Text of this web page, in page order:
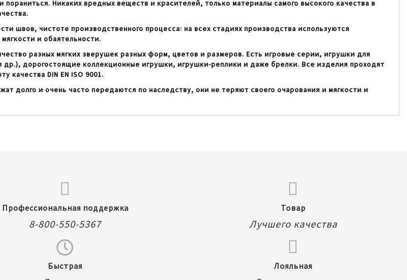
Никаких вредных веществ и красителей, только материалы самого высокого качества в
швов, чистоте производственного процесса: на всех стадиях производства используются
и обаятельности.
разных мягких зверушек разных форм, цветов и размеров. Есть игровые серии, игрушки для
дорогостоящие коллекционные игрушки, игрушки-реплики и даже брелки. Все изделия проходят
качества DIN EN ISO 9001.
долго и очень часто передаются по наследству, они не теряют своего очарования и мягкости и
Профессиональная поддержка
8-800-550-5367
Товар
Лучшего качества
Быстрая Лояльная